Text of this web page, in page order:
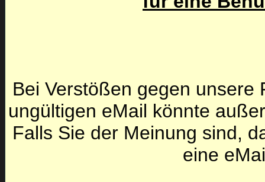
Bei Verstößen gegen unsere
ungültigen eMail könnte
Falls Sie der Meinung sind,
eine